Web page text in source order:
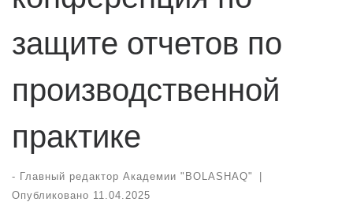
защите отчетов по
производственной
практике
- Главный редактор Академии "BOLASHAQ"
|
Опубликовано 11.04.2025